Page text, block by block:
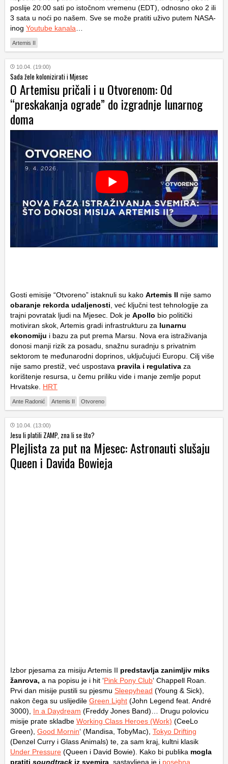
poslije 20:00 sati po istočnom vremenu (EDT), odnosno oko 2 ili
3 sata u noći po našem. Sve se može pratiti uživo putem NASA-
inog Youtube kanala…
Artemis II
10.04. (19:00)
Sada žele kolonizirati i Mjesec
O Artemisu pričali i u Otvorenom: Od
“preskakanja ograde” do izgradnje lunarnog
doma
Gosti emisije “Otvoreno” istaknuli su kako Artemis II nije samo
obaranje rekorda udaljenosti, već ključni test tehnologije za
trajni povratak ljudi na Mjesec. Dok je Apollo bio politički
motiviran skok, Artemis gradi infrastrukturu za lunarnu
ekonomiju i bazu za put prema Marsu. Nova era istraživanja
donosi manji rizik za posadu, snažnu suradnju s privatnim
sektorom te međunarodni doprinos, uključujući Europu. Cilj više
nije samo prestiž, već uspostava pravila i regulativa za
korištenje resursa, u čemu priliku vide i manje zemlje poput
Hrvatske. HRT
Ante Radonić Artemis II Otvoreno
10.04. (13:00)
Jesu li platili ZAMP, zna li se što?
Plejlista za put na Mjesec: Astronauti slušaju
Queen i Davida Bowieja
Izbor pjesama za misiju Artemis II predstavlja zanimljiv miks
žanrova, a na popisu je i hit ‘Pink Pony Club‘ Chappell Roan.
Prvi dan misije pustili su pjesmu Sleepyhead (Young & Sick),
nakon čega su uslijedile Green Light (John Legend feat. André
3000), In a Daydream (Freddy Jones Band)… Drugu polovicu
misije prate skladbe Working Class Heroes (Work) (CeeLo
Green), Good Mornin‘ (Mandisa, TobyMac), Tokyo Drifting
(Denzel Curry i Glass Animals) te, za sam kraj, kultni klasik
Under Pressure (Queen i David Bowie). Kako bi publika mogla
pratiti soundtrack iz svemira , sastavljena je i posebna